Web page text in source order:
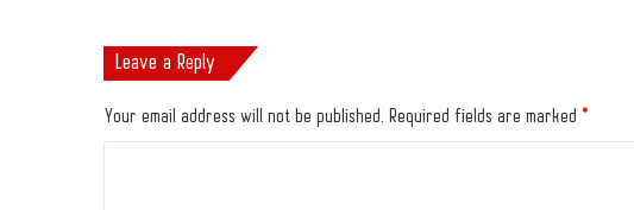
Leave a Reply
Your email address will not be published. Required fields are marked *